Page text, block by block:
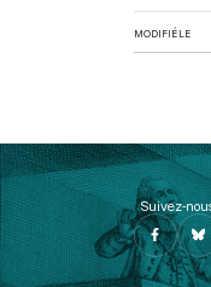
MODIFIÉ LE
Suivez-